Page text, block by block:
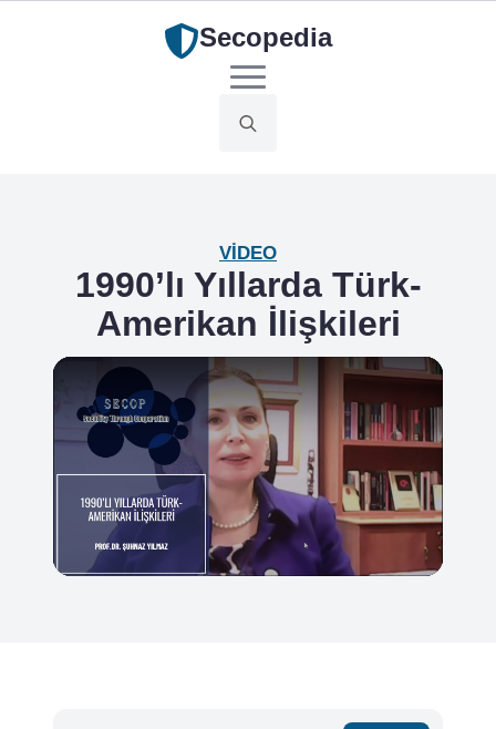
Secopedia
VIDEO
1990’lı Yıllarda Türk-
Amerikan İlişkileri